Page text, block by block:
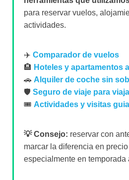
para reservar vuelos,
actividades.
✈️ Comparador de vuelos
🏨 Hoteles y apartamentos
🚗 Alquiler de coche sin
🛡️ Seguro de viaje para
🎟️ Actividades y visitas
💡 Consejo: reservar con
marcar la diferencia en
especialmente en temporada